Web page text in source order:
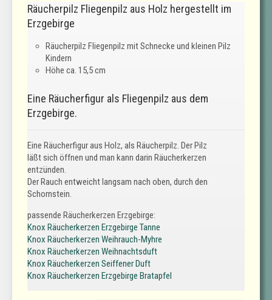
Räucherpilz Fliegenpilz aus Holz hergestellt im
Erzgebirge
Räucherpilz Fliegenpilz mit Schnecke und kleinen Pilz
Kindern
Höhe ca. 15,5 cm
Eine Räucherfigur als Fliegenpilz aus dem
Erzgebirge.
Eine Räucherfigur aus Holz, als Räucherpilz. Der Pilz
läßt sich öffnen und man kann darin Räucherkerzen
entzünden.
Der Rauch entweicht langsam nach oben, durch den
Schornstein.
passende Räucherkerzen Erzgebirge:
Knox Räucherkerzen Erzgebirge Tanne
Knox Räucherkerzen Weihrauch-Myhre
Knox Räucherkerzen Weihnachtsduft
Knox Räucherkerzen Seiffener Duft
Knox Räucherkerzen Erzgebirge Bratapfel